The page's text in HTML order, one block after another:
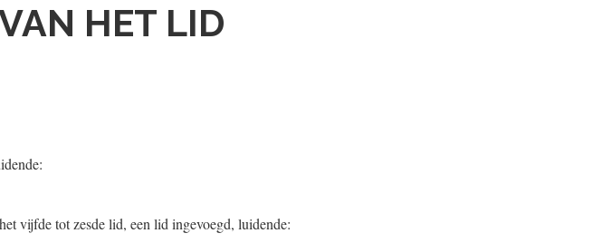
HET LID
vijfde tot zesde lid, een lid ingevoegd, luidende: